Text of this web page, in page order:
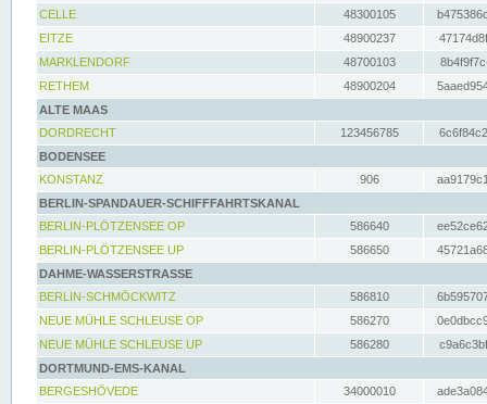
CELLE
48300105
EITZE
48900237
MARKLENDORF
48700103
RETHEM
48900204
ALTE MAAS
DORDRECHT
123456785
BODENSEE
KONSTANZ
906
BERLIN-SPANDAUER-SCHIFFFAHRTSKANAL
BERLIN-PLÖTZENSEE OP
586640
BERLIN-PLÖTZENSEE UP
586650
DAHME-WASSERSTRASSE
BERLIN-SCHMÖCKWITZ
586810
NEUE MÜHLE SCHLEUSE OP
586270
NEUE MÜHLE SCHLEUSE UP
586280
DORTMUND-EMS-KANAL
BERGESHÖVEDE
34000010